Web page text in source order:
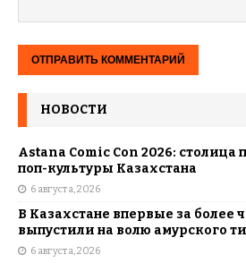
НОВОСТИ
Astana Comic Con 2026: столица
поп-культуры Казахстана
6 августа, 2026
В Казахстане впервые за более
выпустили на волю амурского
6 августа, 2026